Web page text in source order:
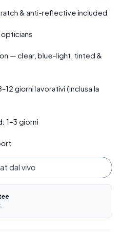
& anti-reflective included
— clear, blue-light, tinted &
giorni lavorativi (inclusa la
1–3 giorni
dal vivo